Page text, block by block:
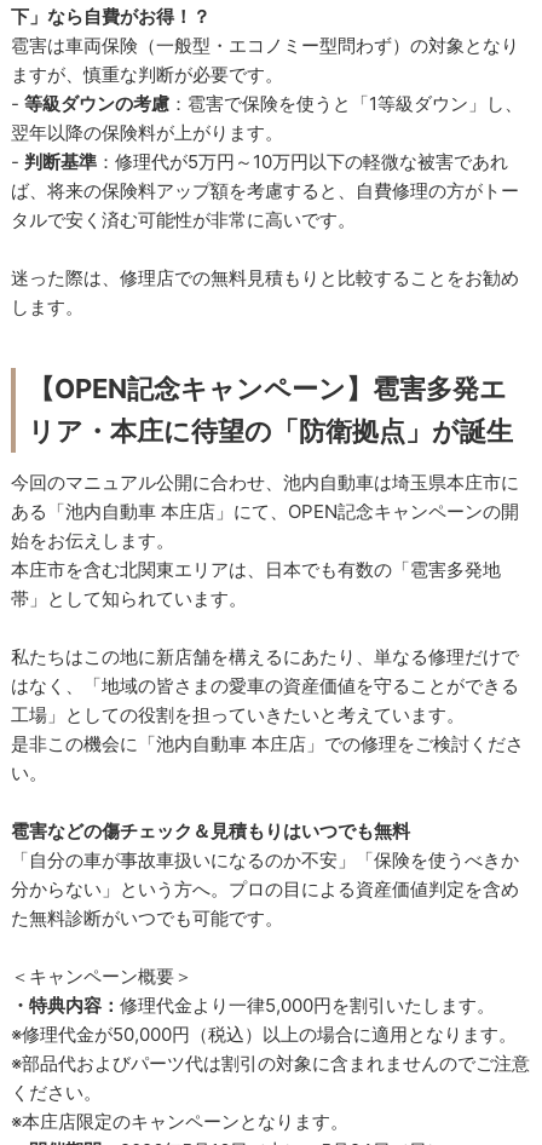
下」なら自費がお得！？
雹害は車両保険（一般型・エコノミー型問わず）の対象となり
ますが、慎重な判断が必要です。
-等級ダウンの考慮 ：雹害で保険を使うと「1等級ダウン」し、
翌年以降の保険料が上がります。
- 判断基準 ：修理代が5万円～10万円以下の軽微な被害であれ
ば、将来の保険料アップ額を考慮すると、自費修理の方がトー
タルで安く済む可能性が非常に高いです。
迷った際は、修理店での無料見積もりと比較することをお勧め
します。
【OPEN記念キャンペーン】雹害多発エ
リア・本庄に待望の「防衛拠点」が誕生
今回のマニュアル公開に合わせ、池内自動車は埼玉県本庄市に
ある「池内自動車 本庄店」にて、OPEN記念キャンペーンの開
始をお伝えします。
本庄市を含む北関東エリアは、日本でも有数の「雹害多発地
帯」として知られています。
私たちはこの地に新店舗を構えるにあたり、単なる修理だけで
はなく、「地域の皆さまの愛車の資産価値を守ることができる
工場」としての役割を担っていきたいと考えています。
是非この機会に「池内自動車 本庄店」での修理をご検討くださ
い。
雹害などの傷チェック＆見積もりはいつでも無料
「自分の車が事故車扱いになるのか不安」「保険を使うべきか
分からない」という方へ。プロの目による資産価値判定を含め
た無料診断がいつでも可能です。
＜キャンペーン概要＞
・特典内容：修理代金より一律5,000円を割引いたします。
※修理代金が50,000円（税込）以上の場合に適用となります。
※部品代およびパーツ代は割引の対象に含まれませんのでご注意
ください。
※本庄店限定のキャンペーンとなります。